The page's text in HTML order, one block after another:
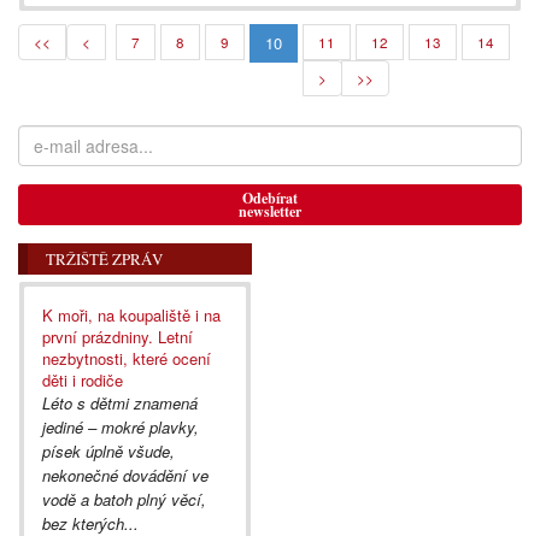
<< < 7 8 9 10 11 12 13
14
>
>>
Odebírat
newsletter
TRŽIŠTĚ ZPRÁV
K moři, na koupaliště i na
první prázdniny. Letní
nezbytnosti, které ocení
děti i rodiče
Léto s dětmi znamená
jediné – mokré plavky,
písek úplně všude,
nekonečné dovádění ve
vodě a batoh plný věcí,
bez kterých...